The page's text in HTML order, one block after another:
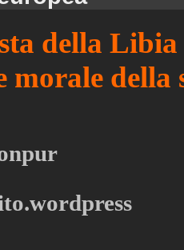
della Libia
morale della